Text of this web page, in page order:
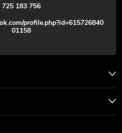
725 183 756
profile.php?id=615726840
01158